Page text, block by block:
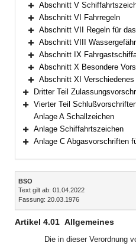
Bereich erweitern
Abschnitt V
Bereich erweitern
Abschnitt VI Fahrregeln
Bereich erweitern
Abschnitt VII Regeln für
Bereich erweitern
Abschnitt VIII
Bereich erweitern
Abschnitt IX
Bereich erweitern
Abschnitt X Besondere
Bereich erweitern
Abschnitt XI Verschiedenes
Bereich erweitern
Dritter Teil
Bereich erweitern
Vierter Teil
Anlage A Schallzeichen
Bereich erweitern
Anlage Schiffahrtszeichen
Anlage C Abgasvorschriften
Inhalt
BSO
Text gilt ab: 01.04.2022
Fassung: 20.03.1976
Artikel 4.01 Allgemeines
Die in dieser Verordnung